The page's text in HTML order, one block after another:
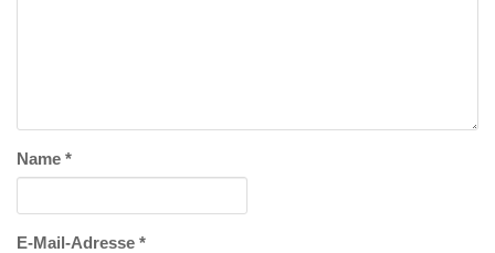
Name *
E-Mail-Adresse *